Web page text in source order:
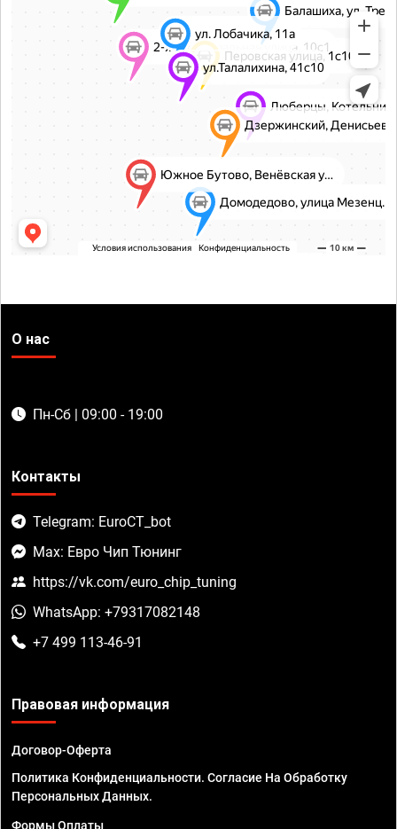
О нас
Пн-Сб | 09:00 - 19:00
Контакты
Telegram: EuroCT_bot
Max: Евро Чип Тюнинг
https://vk.com/euro_chip_tuning
WhatsApp: +79317082148
+7 499 113-46-91
Правовая информация
Договор-Оферта
Политика Конфиденциальности. Согласие На Обработку
Персональных Данных.
Формы Оплаты